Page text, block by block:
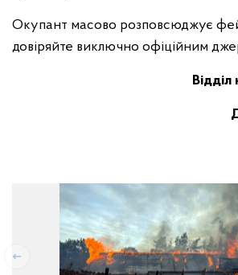
Окупант масово розповсюджує
довіряйте виключно офіційним
Відділ